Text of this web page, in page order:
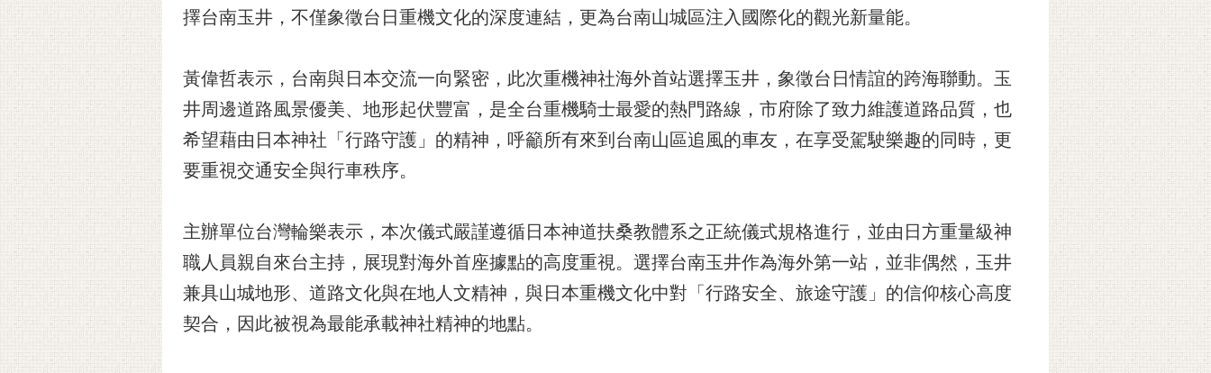
擇台南玉井，不僅象徵台日重機文化的深度連結，更為台南山城區注入國際化的觀光新量能。
黃偉哲表示，台南與日本交流一向緊密，此次重機神社海外首站選擇玉井，象徵台日情誼的跨海聯動。玉
井周邊道路風景優美、地形起伏豐富，是全台重機騎士最愛的熱門路線，市府除了致力維護道路品質，也
希望藉由日本神社「行路守護」的精神，呼籲所有來到台南山區追風的車友，在享受駕駛樂趣的同時，更
要重視交通安全與行車秩序。
主辦單位台灣輪樂表示，本次儀式嚴謹遵循日本神道扶桑教體系之正統儀式規格進行，並由日方重量級神
職人員親自來台主持，展現對海外首座據點的高度重視。選擇台南玉井作為海外第一站，並非偶然，玉井
兼具山城地形、道路文化與在地人文精神，與日本重機文化中對「行路安全、旅途守護」的信仰核心高度
契合，因此被視為最能承載神社精神的地點。